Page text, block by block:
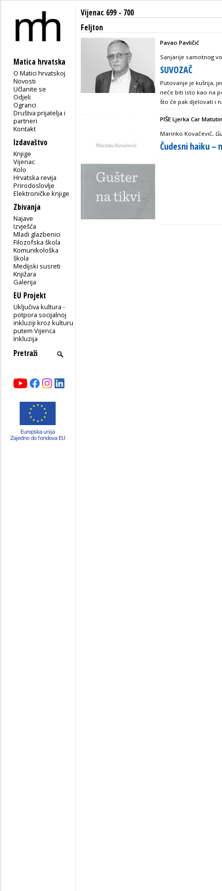
Matica hrvatska
O Matici hrvatskoj
Novosti
Učlanite se
Odjeli
Ogranci
Društva prijatelja i
partneri
Kontakt
Izdavaštvo
Knjige
Vijenac
Kolo
Hrvatska revija
Prirodoslovlje
Elektroničke knjige
Zbivanja
Najave
Izvješća
Mladi glazbenici
Filozofska škola
Komunikološka
škola
Medijski susreti
Knjižara
Galerija
EU Projekt
Uključiva kultura -
potpora socijalnoj
inkluziji kroz kulturu
putem Vijenca
Inkluzija
Vijenac 699 - 700
Feljton
Pavao Pavličić
Sanjarije samotnog
SUVOZAČ
Putovanje je kušnja,
neće biti isto kao na
što će pak djelovati i
PIŠE Ljerka Car
Marinko Kovačević,
Čudesni haiku –